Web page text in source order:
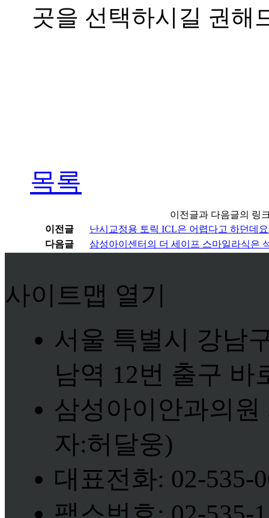
곳을 선택하시길 권해
목록
이전글과 다음글의 링
이전글
난시교정용 토릭 ICL은 어렵다고 하던데요
다음글
삼성아이센터의 더 세이프 스마일라식은
사이트맵 열기
서울 특별시 강남
남역 12번 출구 바
삼성아이안과의원
자:허달웅)
대표전화: 02-535-